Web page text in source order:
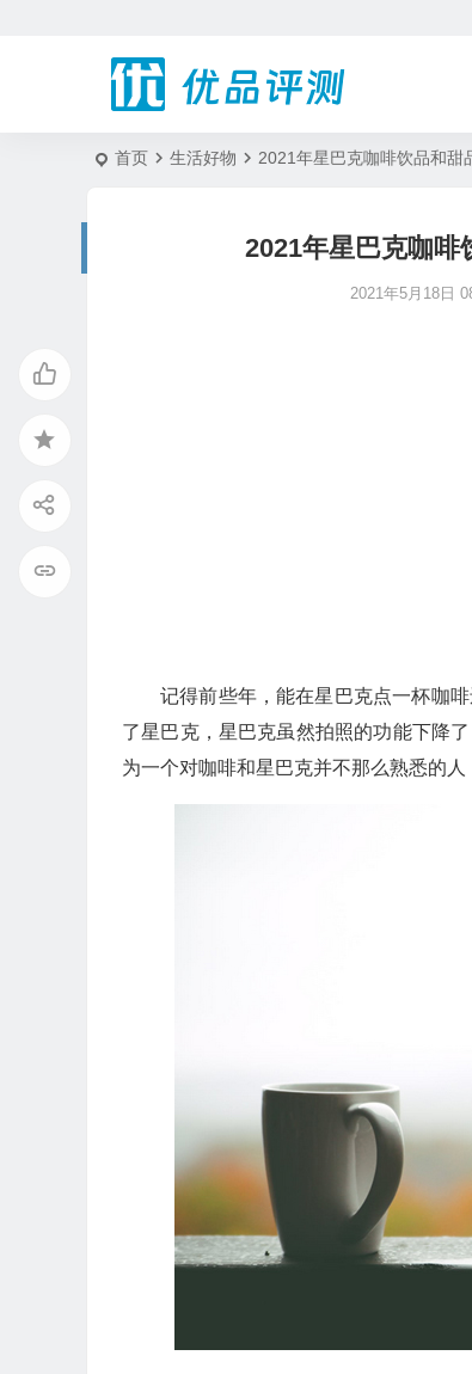
首页 生活好物 2021年星巴克咖啡饮品和甜
2021年星巴克咖啡
2021年5月18日
记得前些年，能在星巴克点一杯咖
了星巴克，星巴克虽然拍照的功能下降
为一个对咖啡和星巴克并不那么熟悉的